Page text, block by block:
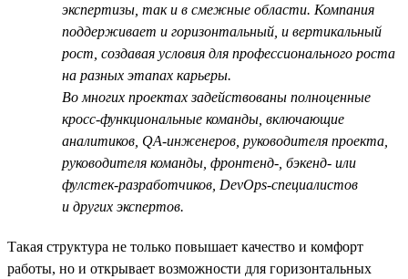
экспертизы, так и в смежные области. Компания
поддерживает и горизонтальный, и вертикальный
рост, создавая условия для профессионального роста
на разных этапах карьеры.
Во многих проектах задействованы полноценные
кросс-функциональные команды, включающие
аналитиков, QA-инженеров, руководителя проекта,
руководителя команды, фронтенд-, бэкенд- или
фулстек-разработчиков, DevOps-специалистов
и других экспертов.
Такая структура не только повышает качество и комфорт
работы, но и открывает возможности для горизонтальных